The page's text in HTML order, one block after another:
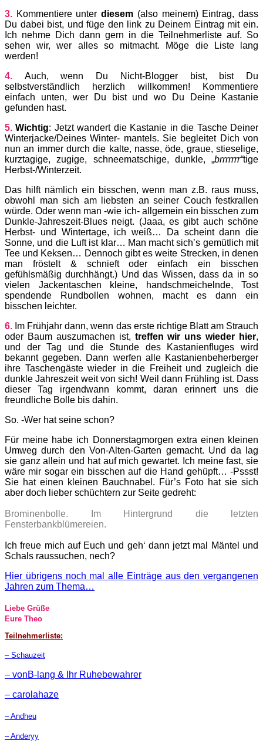
3. Kommentiere unterdiesem (also meinem) Eintrag, dass
Du dabei bist, und füge den link zu Deinem Eintrag mit ein.
Ich nehme Dich dann gern in die Teilnehmerliste auf. So
sehen wir, wer alles so mitmacht. Möge die Liste lang
werden!
4. Auch, wenn Du Nicht-Blogger bist, bist Du
selbstverständlich herzlich willkommen! Kommentiere
einfach unten, wer Du bist und wo Du Deine Kastanie
gefunden hast.
5. Wichtig: Jetzt wandert die Kastanie in die Tasche Deiner
Winterjacke/Deines Winter- mantels. Sie begleitet Dich von
nun an immer durch die kalte, nasse, öde, graue, stieselige,
kurztagige, zugige, schneematschige, dunkle, „brrrrrrr“tige
Herbst-/Winterzeit.
Das hilft nämlich ein bisschen, wenn man z.B. raus muss,
obwohl man sich am liebsten an seiner Couch festkrallen
würde. Oder wenn man -wie ich- allgemein ein bisschen zum
Dunkle-Jahreszeit-Blues neigt. (Jaaa, es gibt auch schöne
Herbst- und Wintertage, ich weiß… Da scheint dann die
Sonne, und die Luft ist klar… Man macht sich’s gemütlich mit
Tee und Keksen… Dennoch gibt es weite Strecken, in denen
man fröstelt & schnieft oder einfach ein bisschen
gefühlsmäßig durchhängt.) Und das Wissen, dass da in so
vielen Jackentaschen kleine, handschmeichelnde, Tost
spendende Rundbollen wohnen, macht es dann ein
bisschen leichter.
6. Im Frühjahr dann, wenn das erste richtige Blatt am Strauch
oder Baum auszumachen ist, treffen wir uns wieder hier,
und der Tag und die Stunde des Kastanienfluges wird
bekannt gegeben. Dann werfen alle Kastanienbeherberger
ihre Taschengäste wieder in die Freiheit und zugleich die
dunkle Jahreszeit weit von sich! Weil dann Frühling ist. Dass
dieser Tag irgendwann kommt, daran erinnert uns die
freundliche Bolle bis dahin.
So. -Wer hat seine schon?
Für meine habe ich Donnerstagmorgen extra einen kleinen
Umweg durch den Von-Alten-Garten gemacht. Und da lag
sie ganz allein und hat auf mich gewartet. Ich meine fast, sie
wäre mir sogar ein bisschen auf die Hand gehüpft… -Pssst!
Sie hat einen kleinen Bauchnabel. Für’s Foto hat sie sich
aber doch lieber schüchtern zur Seite gedreht:
Brominenbolle. Im Hintergrund die letzten
Fensterbankblümereien.
Ich freue mich auf Euch und geh‘ dann jetzt mal Mäntel und
Schals raussuchen, nech?
Hier übrigens noch mal alle Einträge aus den vergangenen
Jahren zum Thema…
Liebe Grüße
Eure Theo
Teilnehmerliste:
– Schauzeit
– vonB-lang & Ihr Ruhebewahrer
– carolahaze
– Andheu
– Anderyy